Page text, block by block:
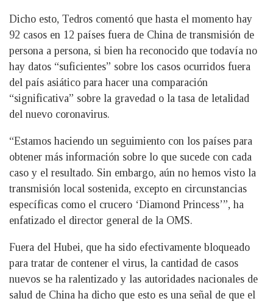
Dicho esto, Tedros comentó que hasta el momento hay
92 casos en 12 países fuera de China de transmisión de
persona a persona, si bien ha reconocido que todavía no
hay datos “suficientes” sobre los casos ocurridos fuera
del país asiático para hacer una comparación
“significativa” sobre la gravedad o la tasa de letalidad
del nuevo coronavirus.
“Estamos haciendo un seguimiento con los países para
obtener más información sobre lo que sucede con cada
caso y el resultado. Sin embargo, aún no hemos visto la
transmisión local sostenida, excepto en circunstancias
específicas como el crucero ‘Diamond Princess’”, ha
enfatizado el director general de la OMS.
Fuera del Hubei, que ha sido efectivamente bloqueado
para tratar de contener el virus, la cantidad de casos
nuevos se ha ralentizado y las autoridades nacionales de
salud de China ha dicho que esto es una señal de que el